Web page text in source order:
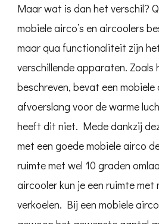
Maar wat is dan het verschil?
mobiele airco’s en aircoolers
maar qua functionaliteit zijn
verschillende apparaten. Zoals
beschreven, bevat een mobiele
afvoerslang voor de warme
heeft dit niet. Mede dankzij
met een goede mobiele airco
ruimte met wel 10 graden
aircooler kun je een ruimte met
verkoelen. Bij een mobiele